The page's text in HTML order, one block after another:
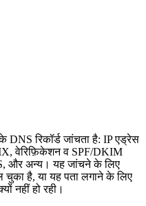
रिकॉर्ड जांचता है: IP एड्रेस
वेरिफ़िकेशन व SPF/DKIM
और अन्य। यह जांचने के लिए
चुका है, या यह पता लगाने के लिए
नहीं हो रही।